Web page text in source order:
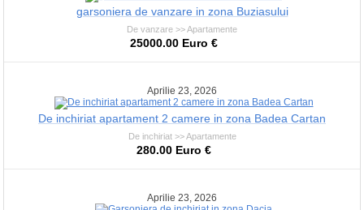
garsoniera de vanzare in zona Buziasului
De vanzare >> Apartamente
25000.00 Euro €
Aprilie 23, 2026
De inchiriat apartament 2 camere in zona Badea Cartan
De inchiriat >> Apartamente
280.00 Euro €
Aprilie 23, 2026